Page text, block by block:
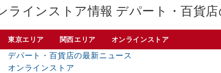
デパート・百貨
東京エリア 関西エリア オンラインストア
デパート・百貨店の最新ニュース
オンラインストア